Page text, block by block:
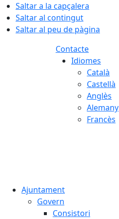
Saltar a la capçalera
Saltar al contingut
Saltar al peu de pàgina
Contacte
Idiomes
Català
Castellà
Anglès
Alemany
Francès
Ajuntament
Govern
Consistori